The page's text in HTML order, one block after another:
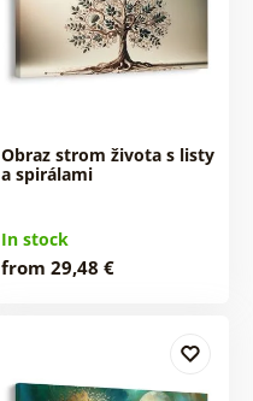
Obraz strom života s listy
a spirálami
In stock
from 29,48 €